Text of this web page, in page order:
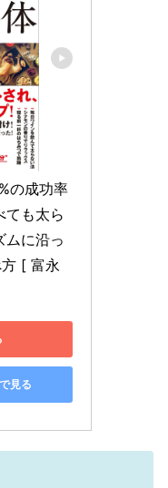
の成功率
ても太ら
ムに沿っ
[ 富永
見る